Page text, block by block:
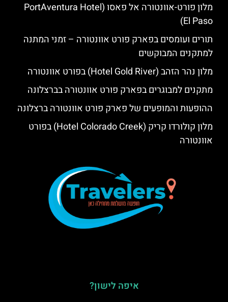
מלון פורט-אוונטורה אל פאסו (PortAventura Hotel
El Paso)
תורים ועומסים בפארק פורט אוונטורה – זמני המתנה
למתקנים המבוקשים
מלון נהר הזהב (Hotel Gold River) בפורט אוונטורה
מתקנים למבוגרים בפארק פורט אוונטורה בברצלונה
ההופעות והמופעים של פארק פורט אוונטורה ברצלונה
מלון קולורדו קריק (Hotel Colorado Creek) בפורט
אוונטורה
איפה לישון?